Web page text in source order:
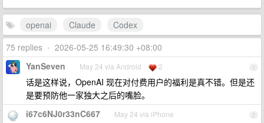
openai Claude
Codex
75 replies • 2026-05-25 16:49:30 +08:00
1
YanSeven May 24 via Android 2
话是这样说，OpenAI 现在对付费用户的福利是真不错。但是还
是要预防他一家独大之后的嘴脸。
2
i67c6NJ0r33nC667 May 24 via iPhone